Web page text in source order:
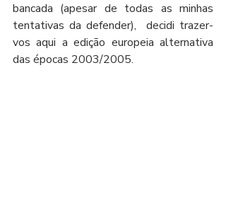
bancada (apesar de todas as minhas
tentativas da defender),  decidi trazer-
vos aqui a edição europeia alternativa
das épocas 2003/2005.